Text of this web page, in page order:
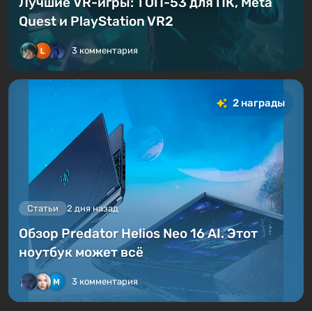
Quest и PlayStation VR2
3 комментария
2 награды
Статьи 2 дня назад
Обзор Predator Helios Neo 16 AI. Этот
ноутбук может всё
3 комментария